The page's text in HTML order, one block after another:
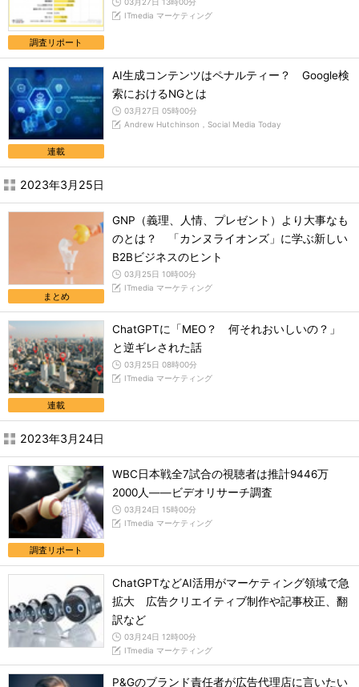
調査リポート
ITmedia マーケティング
連載
AI生成コンテンツはペナルティー？ Google検
索におけるNGとは
03月27日 05時00分
Andrew Hutchinson，Social Media Today
2023年3月25日
まとめ
GNP（義理、人情、プレゼント）より大事なも
のとは？ 「カンヌライオンズ」に学ぶ新しい
B2Bビジネスのヒント
03月25日 10時00分
ITmedia マーケティング
連載
ChatGPTに「MEO？ 何それおいしいの？」
と逆ギレされた話
03月25日 08時00分
ITmedia マーケティング
2023年3月24日
調査リポート
WBC日本戦全7試合の視聴者は推計9446万
2000人――ビデオリサーチ調査
03月24日 15時00分
ITmedia マーケティング
ChatGPTなどAI活用がマーケティング領域で急
拡大 広告クリエイティブ制作や記事校正、翻
訳など
03月24日 12時00分
ITmedia マーケティング
P&Gのブランド責任者が広告代理店に言いたい